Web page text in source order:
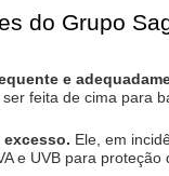
do Grupo
e
feita de cima para
excesso. Ele, em
e UVB para